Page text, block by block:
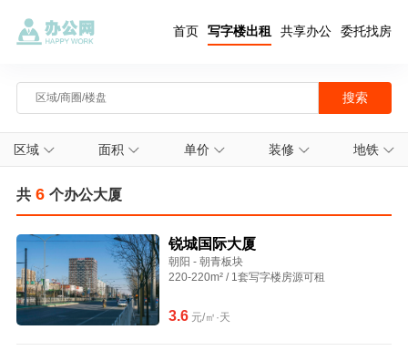
首页 写字楼出租 共享办公 委托找房
区域 面积 单价 装修 地铁
共 6 个办公大厦
锐城国际大厦
朝阳 - 朝青板块
220-220m² / 1套写字楼房源可租
3.6元/㎡·天